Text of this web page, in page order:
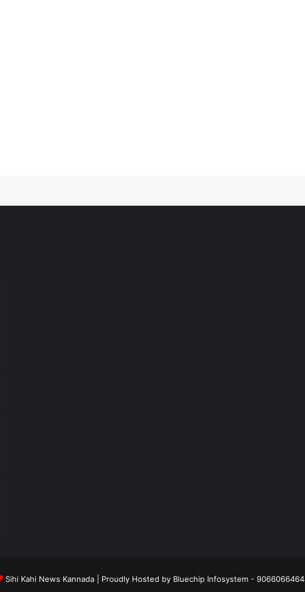
Sihi Kahi News Kannada | Proudly Hosted by Bluechip Infosystem - 9066066464